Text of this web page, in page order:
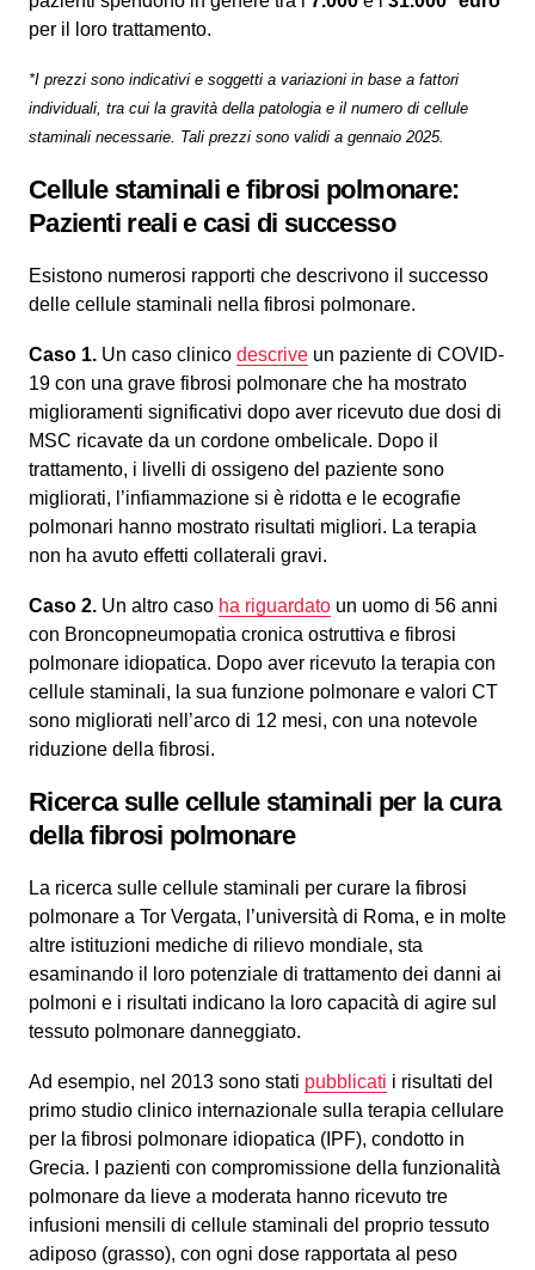
per il loro trattamento.
*I prezzi sono indicativi e soggetti a variazioni in base a fattori
individuali, tra cui la gravità della patologia e il numero di cellule
staminali necessarie. Tali prezzi sono validi a gennaio 2025.
Cellule staminali e fibrosi polmonare:
Pazienti reali e casi di successo
Esistono numerosi rapporti che descrivono il successo
delle cellule staminali nella fibrosi polmonare.
Caso 1. Un caso clinico descrive un paziente di COVID-
19 con una grave fibrosi polmonare che ha mostrato
miglioramenti significativi dopo aver ricevuto due dosi di
MSC ricavate da un cordone ombelicale. Dopo il
trattamento, i livelli di ossigeno del paziente sono
migliorati, l’infiammazione si è ridotta e le ecografie
polmonari hanno mostrato risultati migliori. La terapia
non ha avuto effetti collaterali gravi.
Caso 2. Un altro caso ha riguardato un uomo di 56 anni
con Broncopneumopatia cronica ostruttiva e fibrosi
polmonare idiopatica. Dopo aver ricevuto la terapia con
cellule staminali, la sua funzione polmonare e valori CT
sono migliorati nell’arco di 12 mesi, con una notevole
riduzione della fibrosi.
Ricerca sulle cellule staminali per la cura
della fibrosi polmonare
La ricerca sulle cellule staminali per curare la fibrosi
polmonare a Tor Vergata, l’università di Roma, e in molte
altre istituzioni mediche di rilievo mondiale, sta
esaminando il loro potenziale di trattamento dei danni ai
polmoni e i risultati indicano la loro capacità di agire sul
tessuto polmonare danneggiato.
Ad esempio, nel 2013 sono stati pubblicati i risultati del
primo studio clinico internazionale sulla terapia cellulare
per la fibrosi polmonare idiopatica (IPF), condotto in
Grecia. I pazienti con compromissione della funzionalità
polmonare da lieve a moderata hanno ricevuto tre
infusioni mensili di cellule staminali del proprio tessuto
adiposo (grasso), con ogni dose rapportata al peso